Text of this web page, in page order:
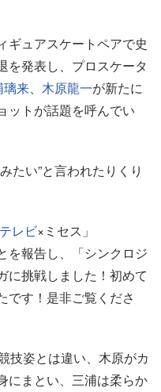
ギュアスケートペアで史
を発表し、プロスケータ
璃来、 木原龍一が新たに
ットが話題を呼んでい
たい”と言われたりくり
テレビ×ミセス」
を報告し、「シンクロジ
に挑戦しました！初めて
です！是非ご覧くださ
技姿とは違い、木原がカ
にまとい、三浦は柔らか